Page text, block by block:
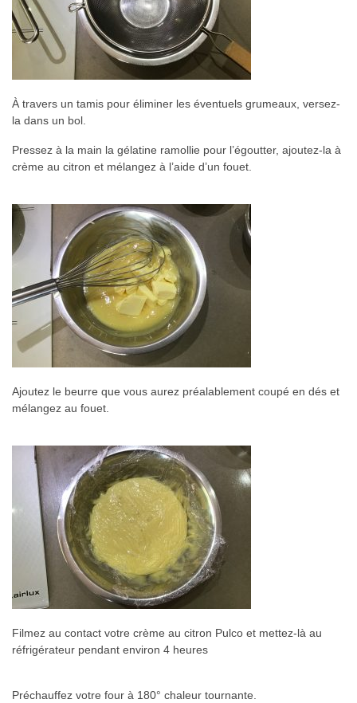
À travers un tamis pour éliminer les éventuels grumeaux, versez-
la dans un bol.
Pressez à la main la gélatine ramollie pour l’égoutter, ajoutez-la à
crème au citron et mélangez à l’aide d’un fouet.
Ajoutez le beurre que vous aurez préalablement coupé en dés et
mélangez au fouet.
Filmez au contact votre crème au citron Pulco et mettez-là au
réfrigérateur pendant environ 4 heures
Préchauffez votre four à 180° chaleur tournante.